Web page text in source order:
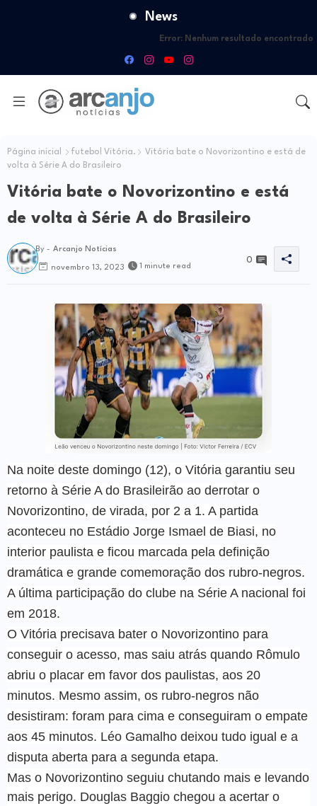
News
Error: Nenhum resultado encontrado
Página inicial futebol Vitória.
Vitória bate o Novorizontino e está de
volta à Série A do Brasileiro
Vitória bate o Novorizontino e está
de volta à Série A do Brasileiro
By - Arcanjo Notícias
novembro 13, 2023 1 minute read
0
Na noite deste domingo (12), o Vitória garantiu seu
retorno à Série A do Brasileirão ao derrotar o
Novorizontino, de virada, por 2 a 1. A partida
aconteceu no Estádio Jorge Ismael de Biasi, no
interior paulista e ficou marcada pela definição
dramática e grande comemoração dos rubro-negros.
A última participação do clube na Série A nacional foi
em 2018.
O Vitória precisava bater o Novorizontino para
conseguir o acesso, mas saiu atrás quando Rômulo
abriu o placar em favor dos paulistas, aos 20
minutos. Mesmo assim, os rubro-negros não
desistiram: foram para cima e conseguiram o empate
aos 45 minutos. Léo Gamalho deixou tudo igual e a
disputa aberta para a segunda etapa.
Mas o Novorizontino seguiu chutando mais e levando
mais perigo. Douglas Baggio chegou a acertar o